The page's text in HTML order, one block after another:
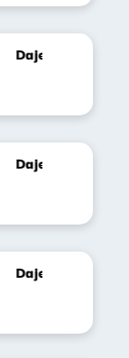
Dajemy poecie
Dajemy poecie
Dajemy poecie